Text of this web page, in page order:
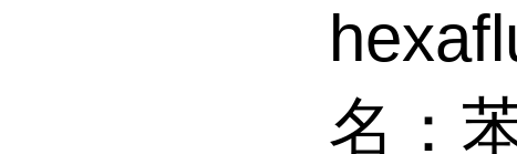
名：